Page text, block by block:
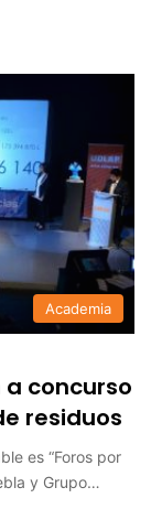
Academia
a concurso
residuos
es “Foros por
y Grupo…